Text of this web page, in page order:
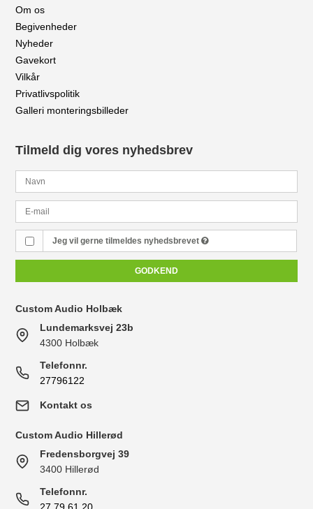
Om os
Begivenheder
Nyheder
Gavekort
Vilkår
Privatlivspolitik
Galleri monteringsbilleder
Tilmeld dig vores nyhedsbrev
Jeg vil gerne tilmeldes nyhedsbrevet
GODKEND
Custom Audio Holbæk
Lundemarksvej 23b
4300 Holbæk
Telefonnr.
27796122
Kontakt os
Custom Audio Hillerød
Fredensborgvej 39
3400 Hillerød
Telefonnr.
27 79 61 20